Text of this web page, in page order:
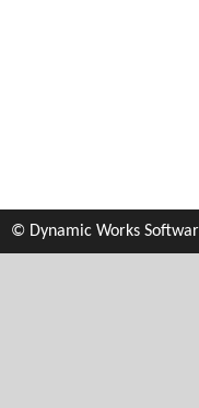
© Dynamic Works